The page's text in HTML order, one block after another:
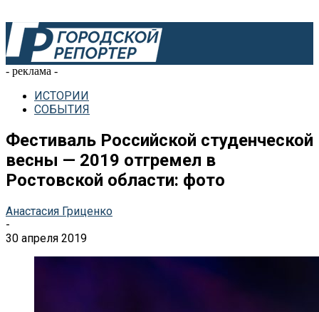
- реклама -
ИСТОРИИ
СОБЫТИЯ
Фестиваль Российской студенческой
весны — 2019 отгремел в
Ростовской области: фото
Анастасия Гриценко
-
30 апреля 2019